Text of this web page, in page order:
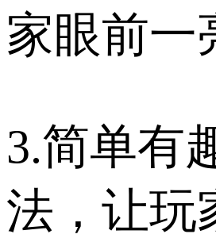
家眼前一
3.简单有
法，让玩